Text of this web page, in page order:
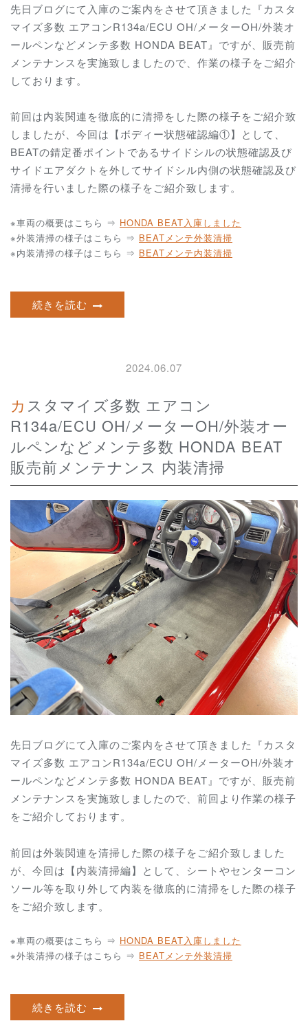
先日ブログにて入庫のご案内をさせて頂きました『カスタ
マイズ多数 エアコンR134a/ECU OH/メーターOH/外装オ
ールペンなどメンテ多数 HONDA BEAT』ですが、販売前
メンテナンスを実施致しましたので、作業の様子をご紹介
しております。
前回は内装関連を徹底的に清掃をした際の様子をご紹介致
しましたが、今回は【ボディー状態確認編①】として、
BEATの錆定番ポイントであるサイドシルの状態確認及び
サイドエアダクトを外してサイドシル内側の状態確認及び
清掃を行いました際の様子をご紹介致します。
※車両の概要はこちら ⇒ HONDA BEAT入庫しました
※外装清掃の様子はこちら ⇒ BEATメンテ外装清掃
※内装清掃の様子はこちら ⇒ BEATメンテ内装清掃
続きを読む
2024.06.07
カスタマイズ多数 エアコン
R134a/ECU OH/メーターOH/外装オー
ルペンなどメンテ多数 HONDA BEAT
販売前メンテナンス 内装清掃
先日ブログにて入庫のご案内をさせて頂きました『カスタ
マイズ多数 エアコンR134a/ECU OH/メーターOH/外装オ
ールペンなどメンテ多数 HONDA BEAT』ですが、販売前
メンテナンスを実施致しましたので、前回より作業の様子
をご紹介しております。
前回は外装関連を清掃した際の様子をご紹介致しました
が、今回は【内装清掃編】として、シートやセンターコン
ソール等を取り外して内装を徹底的に清掃をした際の様子
をご紹介致します。
※車両の概要はこちら ⇒ HONDA BEAT入庫しました
※外装清掃の様子はこちら ⇒ BEATメンテ外装清掃
続きを読む